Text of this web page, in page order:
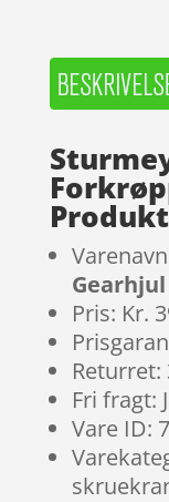
Pris: Kr.
Returret:
Fri fragt:
Vare ID: